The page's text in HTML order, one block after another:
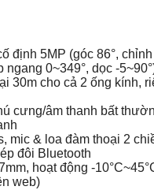
định 5MP (góc 86°,
ngang 0~349°, dọc -
30m cho cả 2 ống kính,
cưng/âm thanh bất
mic & loa đàm thoại 2
đôi Bluetooth
hoạt động -
web)